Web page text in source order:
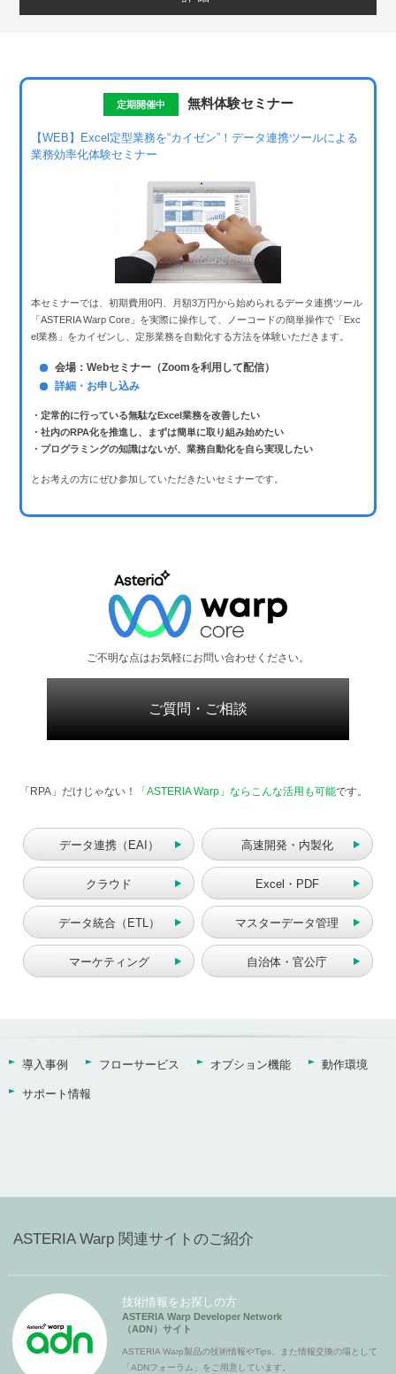
定期開催中 無料体験セミナー
【WEB】Excel定型業務を“カイゼン”！データ連携ツールによる
業務効率化体験セミナー
本セミナーでは、初期費用0円、月額3万円から始められるデータ連携ツール
「ASTERIA Warp Core」を実際に操作して、ノーコードの簡単操作で「Exc
el業務」をカイゼンし、定形業務を自動化する方法を体験いただきます。
会場：Webセミナー（Zoomを利用して配信）
詳細・お申し込み
・定常的に行っている無駄なExcel業務を改善したい
・社内のRPA化を推進し、まずは簡単に取り組み始めたい
・プログラミングの知識はないが、業務自動化を自ら実現したい
とお考えの方にぜひ参加していただきたいセミナーです。
ご不明な点はお気軽にお問い合わせください。
ご質問・ご相談
「RPA」だけじゃない！ 「ASTERIA Warp」ならこんな活用も可能です。
データ連携（EAI） 高速開発・内製化
クラウド Excel・PDF
データ統合（ETL） マスターデータ管理
マーケティング 自治体・官公庁
導入事例 フローサービス オプション機能 動作環境
サポート情報
ASTERIA Warp 関連サイトのご紹介
技術情報をお探しの方
ASTERIA Warp Developer Network
（ADN）サイト
ASTERIA Warp製品の技術情報やTips、また情報交換の場として
「ADNフォーラム」をご用意しています。